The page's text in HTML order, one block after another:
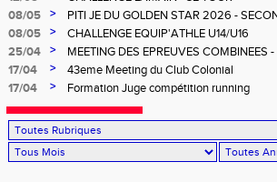
08/05
>
PITI JE DU GOLDEN STAR 2026 -
08/05
>
CHALLENGE EQUIP'ATHLE U14/U16
25/04
>
MEETING DES EPREUVES
Salée
17/04 >
43eme Meeting du Club Colonial
17/04
> Formation Juge compétition running